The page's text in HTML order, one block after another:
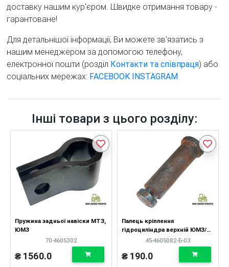
доставку нашим кур'єром. Швидке отримання товару -
гарантоване!
Для детальнішої інформації, Ви можете зв'язатись з
нашим менеджером за допомогою телефону,
електронної пошти (розділ Контакти та співпраця) або
соціальних мережах: FACEBOOK INSTAGRAM
Інші товари з цього розділу:
Пружина задньої навіски МТЗ,
ЮМЗ
70-4605302
₴ 1560.0
Палець кріплення
гідроциліндра верхній ЮМЗ/
МТЗ (короткий)
45-4605082-Б-03
₴ 190.0